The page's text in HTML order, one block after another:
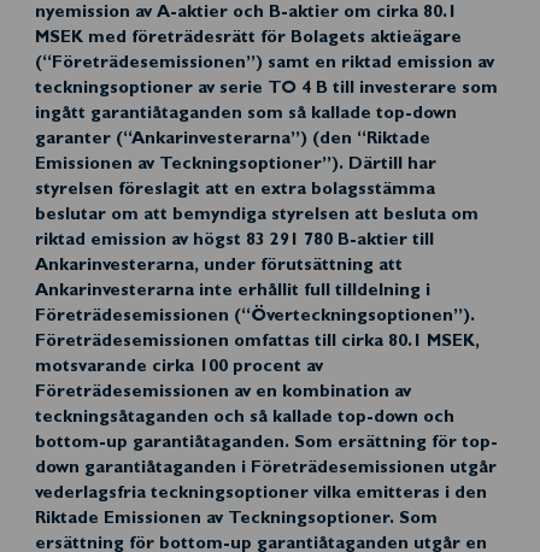
nyemission av A-aktier och B-aktier om cirka 80.1
MSEK med företrädesrätt för Bolagets aktieägare
(“Företrädesemissionen”) samt en riktad emission av
teckningsoptioner av serie TO 4 B till investerare som
ingått garantiåtaganden som så kallade top-down
garanter (“Ankarinvesterarna”) (den “Riktade
Emissionen av Teckningsoptioner”). Därtill har
styrelsen föreslagit att en extra bolagsstämma
beslutar om att bemyndiga styrelsen att besluta om
riktad emission av högst 83 291 780 B-aktier till
Ankarinvesterarna, under förutsättning att
Ankarinvesterarna inte erhållit full tilldelning i
Företrädesemissionen (“Överteckningsoptionen”).
Företrädesemissionen omfattas till cirka 80.1 MSEK,
motsvarande cirka 100 procent av
Företrädesemissionen av en kombination av
teckningsåtaganden och så kallade top-down och
bottom-up garantiåtaganden. Som ersättning för top-
down garantiåtaganden i Företrädesemissionen utgår
vederlagsfria teckningsoptioner vilka emitteras i den
Riktade Emissionen av Teckningsoptioner. Som
ersättning för bottom-up garantiåtaganden utgår en